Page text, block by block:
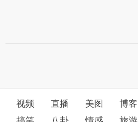
视频 直播 美图 博客